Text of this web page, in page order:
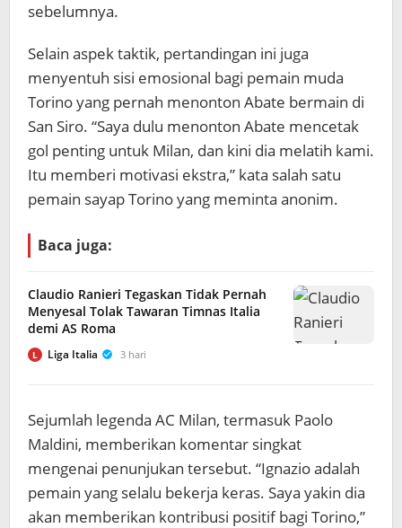
sebelumnya.
Selain aspek taktik, pertandingan ini juga
menyentuh sisi emosional bagi pemain muda
Torino yang pernah menonton Abate bermain di
San Siro. “Saya dulu menonton Abate mencetak
gol penting untuk Milan, dan kini dia melatih kami.
Itu memberi motivasi ekstra,” kata salah satu
pemain sayap Torino yang meminta anonim.
Baca juga:
Claudio Ranieri Tegaskan Tidak Pernah
Menyesal Tolak Tawaran Timnas Italia
demi AS Roma
L Liga Italia 3 hari
Sejumlah legenda AC Milan, termasuk Paolo
Maldini, memberikan komentar singkat
mengenai penunjukan tersebut. “Ignazio adalah
pemain yang selalu bekerja keras. Saya yakin dia
akan memberikan kontribusi positif bagi Torino,”